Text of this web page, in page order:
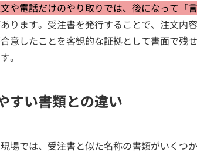
や電話だけのやり取りでは、後になって「
ります。受注書を発行することで、注文内
意したことを客観的な証拠として書面で残
。
すい書類との違い
場では、受注書と似た名称の書類がいくつか